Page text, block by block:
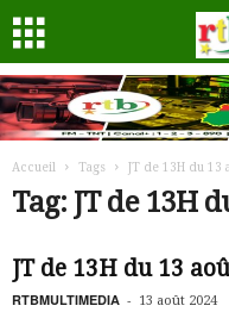
Accueil Tags JT de 13H du 13
Tag: JT de 13H
JT de 13H du 13
RTBMULTIMEDIA - 13 août 2024